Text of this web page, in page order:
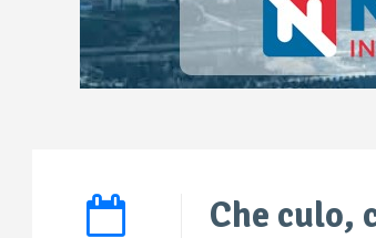
Che culo,